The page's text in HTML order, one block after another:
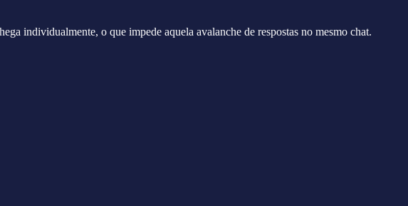
individualmente, o que impede aquela avalanche de respostas no mesmo chat.